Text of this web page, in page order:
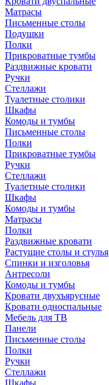
Матрасы
Письменные столы
Подушки
Полки
Прикроватные тумбы
Раздвижные кровати
Ручки
Стеллажи
Туалетные столики
Шкафы
Комоды и тумбы
Письменные столы
Полки
Прикроватные тумбы
Ручки
Стеллажи
Туалетные столики
Шкафы
Комоды и тумбы
Матрасы
Полки
Раздвижные кровати
Растущие столы и стулья
Спинки и изголовья
Антресоли
Комоды и тумбы
Кровати двухъярусные
Кровати односпальные
Мебель для ТВ
Панели
Письменные столы
Полки
Ручки
Стеллажи
Шкафы